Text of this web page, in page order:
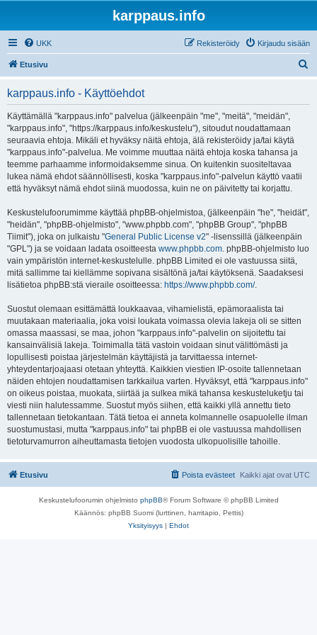
karppaus.info
UKK Kirjaudu sisään
Rekisteröidy
Etusivu
karppaus.info - Käyttöehdot
Käyttämällä "karppaus.info" palvelua (jälkeenpäin "me", "meitä", "meidän",
"karppaus.info", "https://karppaus.info/keskustelu"), sitoudut noudattamaan
seuraavia ehtoja. Mikäli et hyväksy näitä ehtoja, älä rekisteröidy ja/tai käytä
"karppaus.info"-palvelua. Me voimme muuttaa näitä ehtoja koska tahansa ja
teemme parhaamme informoidaksemme sinua. On kuitenkin suositeltavaa
lukea nämä ehdot säännöllisesti, koska "karppaus.info"-palvelun käyttö vaatii
että hyväksyt nämä ehdot siinä muodossa, kuin ne on päivitetty tai korjattu.
Keskustelufoorumimme käyttää phpBB-ohjelmistoa, (jälkeenpäin "he", "heidät",
"heidän", "phpBB-ohjelmisto", "www.phpbb.com", "phpBB Group", "phpBB
Tiimit"), joka on julkaistu "General Public License v2" -lisenssillä (jälkeenpäin
"GPL") ja se voidaan ladata osoitteesta www.phpbb.com. phpBB-ohjelmisto luo
vain ympäristön internet-keskustelulle. phpBB Limited ei ole vastuussa siitä,
mitä sallimme tai kiellämme sopivana sisältönä ja/tai käytöksenä. Saadaksesi
lisätietoa phpBB:stä vieraile osoitteessa: https://www.phpbb.com/.
Suostut olemaan esittämättä loukkaavaa, vihamielistä, epämoraalista tai
muutakaan materiaalia, joka voisi loukata voimassa olevia lakeja oli se sitten
omassa maassasi, se maa, johon "karppaus.info"-palvelin on sijoitettu tai
kansainvälisiä lakeja. Toimimalla tätä vastoin voidaan sinut välittömästi ja
lopullisesti poistaa järjestelmän käyttäjistä ja tarvittaessa internet-
yhteydentarjoajaasi otetaan yhteyttä. Kaikkien viestien IP-osoite tallennetaan
näiden ehtojen noudattamisen tarkkailua varten. Hyväksyt, että "karppaus.info"
on oikeus poistaa, muokata, siirtää ja sulkea mikä tahansa keskusteluketju tai
viesti niin halutessamme. Suostut myös siihen, että kaikki yllä annettu tieto
tallennetaan tietokantaan. Tätä tietoa ei anneta kolmannelle osapuolelle ilman
suostumustasi, mutta "karppaus.info" tai phpBB ei ole vastuussa mahdollisen
tietoturvamurron aiheuttamasta tietojen vuodosta ulkopuolisille tahoille.
Etusivu Kaikki ajat ovat UTC
Poista evästeet
Keskustelufoorumin ohjelmisto phpBB® Forum Software © phpBB Limited
Käännös: phpBB Suomi (lurttinen, harritapio, Pettis)
Yksityisyys | Ehdot